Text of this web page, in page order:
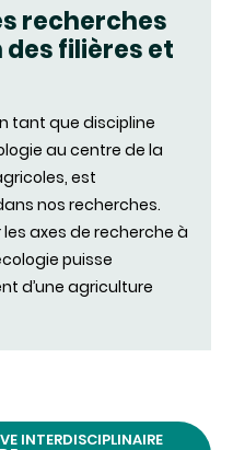
recherches
filières et
tant que discipline
au centre de la
est
nos recherches.
axes de recherche à
puisse
d’une agriculture
INTERDISCIPLINAIRE